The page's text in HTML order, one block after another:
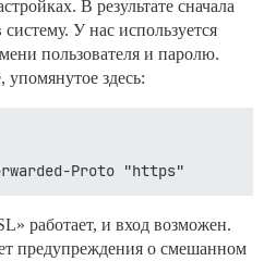
В результате сначала
У нас используется
пользователя и паролю.
здесь:
Proto "https"
работает, и вход возможен.
предупреждения о смешанном